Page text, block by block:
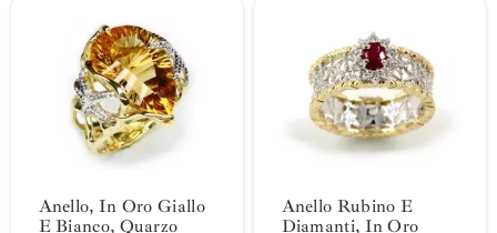
Anello, In Oro Giallo
E Bianco, Quarzo
Anello Rubino E
Diamanti, In Oro